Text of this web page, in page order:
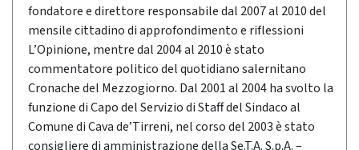
fondatore e direttore responsabile dal 2007 al 2010 del
mensile cittadino di approfondimento e riflessioni
L’Opinione, mentre dal 2004 al 2010 è stato
commentatore politico del quotidiano salernitano
Cronache del Mezzogiorno. Dal 2001 al 2004 ha svolto la
funzione di Capo del Servizio di Staff del Sindaco al
Comune di Cava de’Tirreni, nel corso del 2003 è stato
consigliere di amministrazione della Se.T.A. S.p.A. –